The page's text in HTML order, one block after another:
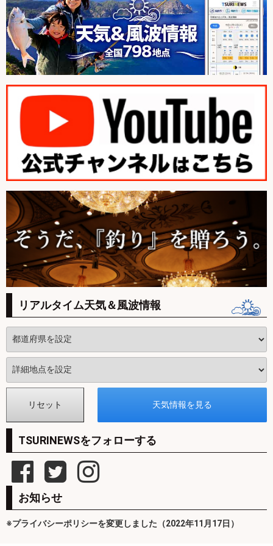
リアルタイム天気＆風波情報
TSURINEWSをフォローする
お知らせ
※プライバシーポリシーを変更しました（2022年11月17日）